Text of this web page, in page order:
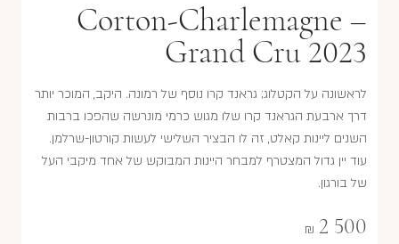
Corton-Charlemagne –
Grand Cru 2023
לראשונה על הקטלוג; גראנד קרו נוסף של רמונה. היקב, המוכר יותר
דרך ארבעת הגראנד קרו שלו מגוש כרמי מונרשה שהפכו ברבות
השנים ליינות קאלט, זה לו הבציר השלישי לעשות קורטון-שרלמן.
עוד יין גדול המצטרף למבחר היינות המבוקש של אחד מיקבי העל
של בורגון.
2 500
₪